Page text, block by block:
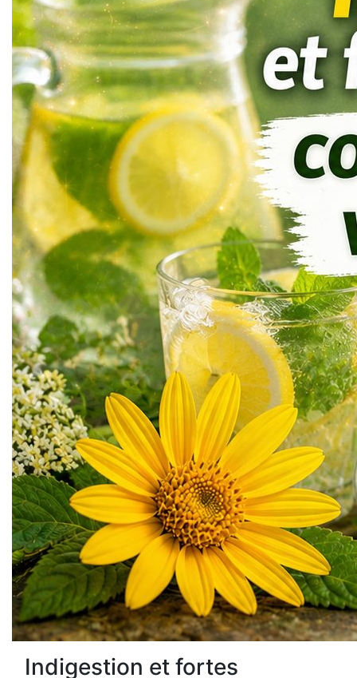
Indigestion et fortes